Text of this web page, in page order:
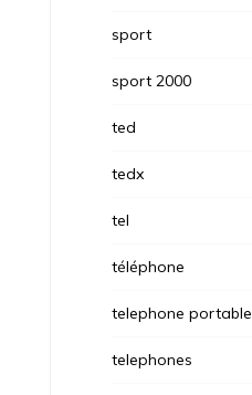
sport
sport 2000
ted
tedx
tel
téléphone
telephone portable
telephones